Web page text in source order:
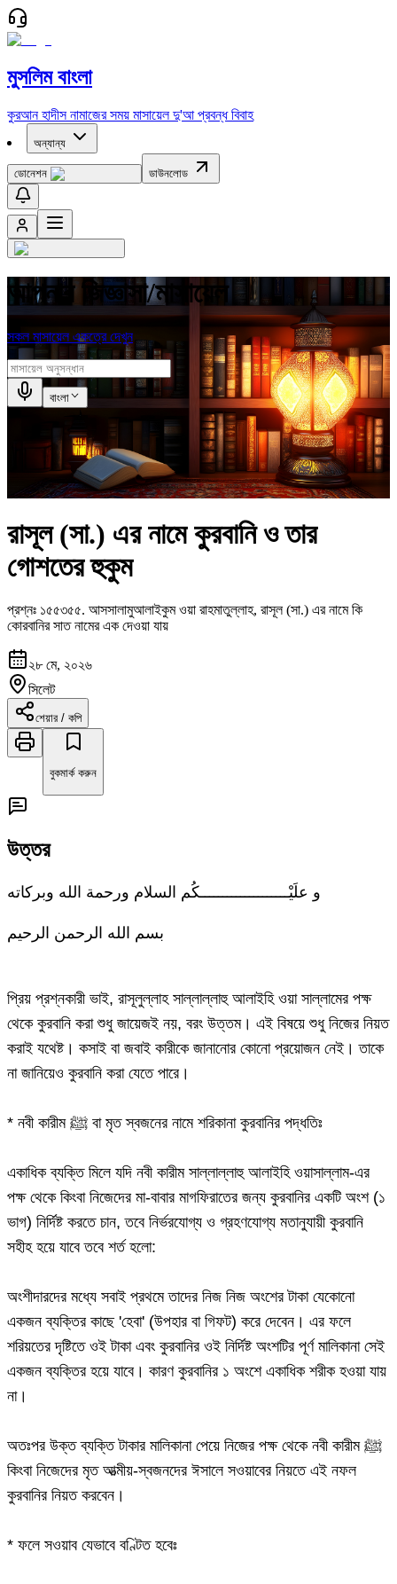
মুসলিম বাংলা
কুরআন হাদীস নামাজের সময় মাসায়েল দু'আ প্রবন্ধ বিবাহ
অন্যান্য
ডোনেশন ডাউনলোড
আপনার জিজ্ঞাসা/মাসায়েল
সকল মাসায়েল একত্রে দেখুন
বাংলা
রাসূল (সা.) এর নামে কুরবানি ও তার
গোশতের হুকুম
প্রশ্নঃ ১৫৫৩৫৫. আসসালামুআলাইকুম ওয়া রাহমাতুল্লাহ, রাসূল (সা.) এর নামে কি
কোরবানির সাত নামের এক দেওয়া যায়
২৮ মে, ২০২৬
সিলেট
শেয়ার / কপি
বুকমার্ক করুন
উত্তর
و علَيْــــــــــــــــــــكُم السلام ورحمة الله وبركاته
بسم الله الرحمن الرحيم
প্রিয় প্রশ্নকারী ভাই, রাসূলুল্লাহ সাল্লাল্লাহু আলাইহি ওয়া সাল্লামের পক্ষ
থেকে কুরবানি করা শুধু জায়েজই নয়, বরং উত্তম। এই বিষয়ে শুধু নিজের নিয়ত
করাই যথেষ্ট। কসাই বা জবাই কারীকে জানানোর কোনো প্রয়োজন নেই। তাকে
না জানিয়েও কুরবানি করা যেতে পারে।
* নবী কারীম ﷺ বা মৃত স্বজনের নামে শরিকানা কুরবানির পদ্ধতিঃ
একাধিক ব্যক্তি মিলে যদি নবী কারীম সাল্লাল্লাহু আলাইহি ওয়াসাল্লাম-এর
পক্ষ থেকে কিংবা নিজেদের মা-বাবার মাগফিরাতের জন্য কুরবানির একটি অংশ (১
ভাগ) নির্দিষ্ট করতে চান, তবে নির্ভরযোগ্য ও গ্রহণযোগ্য মতানুযায়ী কুরবানি
সহীহ হয়ে যাবে তবে শর্ত হলো:
অংশীদারদের মধ্যে সবাই প্রথমে তাদের নিজ নিজ অংশের টাকা যেকোনো
একজন ব্যক্তির কাছে 'হেবা' (উপহার বা গিফট) করে দেবেন। এর ফলে
শরিয়তের দৃষ্টিতে ওই টাকা এবং কুরবানির ওই নির্দিষ্ট অংশটির পূর্ণ মালিকানা সেই
একজন ব্যক্তির হয়ে যাবে। কারণ কুরবানির ১ অংশে একাধিক শরীক হওয়া যায়
না।
অতঃপর উক্ত ব্যক্তি টাকার মালিকানা পেয়ে নিজের পক্ষ থেকে নবী কারীম ﷺ
কিংবা নিজেদের মৃত আত্মীয়-স্বজনদের ঈসালে সওয়াবের নিয়তে এই নফল
কুরবানির নিয়ত করবেন।
* ফলে সওয়াব যেভাবে বণ্টিত হবেঃ